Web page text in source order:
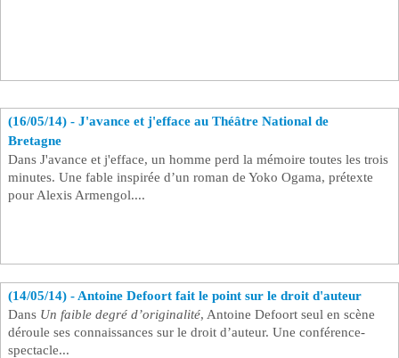
(16/05/14) - J'avance et j'efface au Théâtre National de
Bretagne ​
Dans J'avance et j'efface, un homme perd la mémoire toutes les trois
minutes. Une fable inspirée d’un roman de Yoko Ogama, prétexte
pour Alexis Armengol....
(14/05/14) - Antoine Defoort fait le point sur le droit d'auteur ​
Dans Un faible degré d’originalité, Antoine Defoort seul en scène
déroule ses connaissances sur le droit d’auteur. Une conférence-
spectacle...